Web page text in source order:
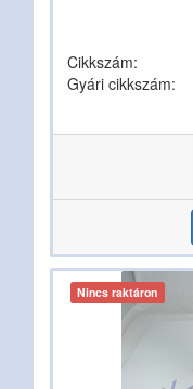
Cikkszám:
Gyári cikkszám:
Nincs raktáron